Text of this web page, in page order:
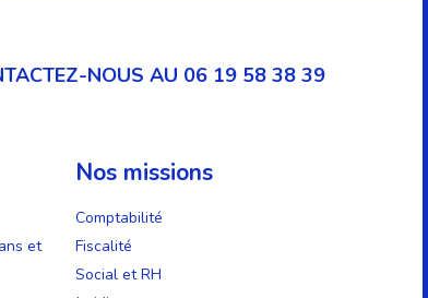
NOUS AU 06 19 58 38 39
et
Nos missions
Comptabilité
Fiscalité
Social et RH